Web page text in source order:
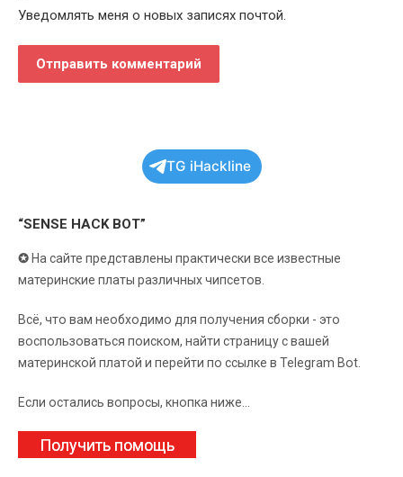
Уведомлять меня о новых записях почтой.
TG iHackline
“SENSE HACK BOT”
✪ На сайте представлены практически все известные
материнские платы различных чипсетов.
Всё, что вам необходимо для получения сборки - это
воспользоваться поиском, найти страницу с вашей
материнской платой и перейти по ссылке в Telegram Bot.
Если остались вопросы, кнопка ниже...
Получить помощь